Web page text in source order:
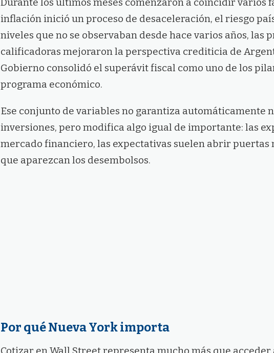
inflación inició un proceso de desaceleración, el riesgo
niveles que no se observaban desde hace varios años, las
calificadoras mejoraron la perspectiva crediticia de
Gobierno consolidó el superávit fiscal como uno de los
programa económico.
Ese conjunto de variables no garantiza automáticamente
inversiones, pero modifica algo igual de importante: las
mercado financiero, las expectativas suelen abrir puertas
que aparezcan los desembolsos.
Por qué Nueva York importa